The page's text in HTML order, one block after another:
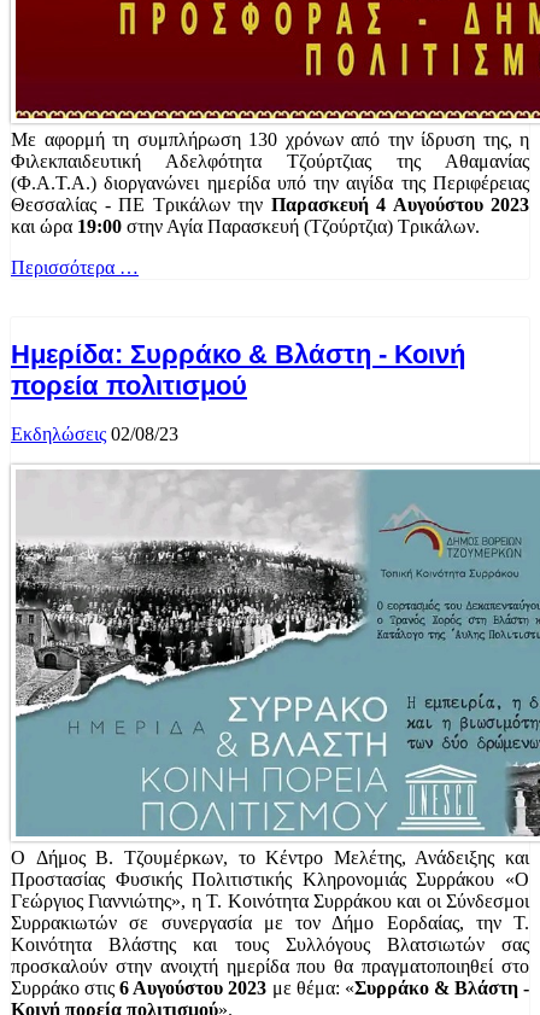
Με αφορμή τη συμπλήρωση 130 χρόνων από την ίδρυση της, η
Φιλεκπαιδευτική Αδελφότητα Τζούρτζιας της Αθαμανίας
(Φ.Α.Τ.Α.) διοργανώνει ημερίδα υπό την αιγίδα της Περιφέρειας
Θεσσαλίας - ΠΕ Τρικάλων την Παρασκευή 4 Αυγούστου 2023
και ώρα 19:00 στην Αγία Παρασκευή (Τζούρτζια) Τρικάλων.
Περισσότερα …
Ημερίδα: Συρράκο & Βλάστη - Κοινή
πορεία πολιτισμού
Εκδηλώσεις 02/08/23
O Δήμος Β. Τζουμέρκων, το Κέντρο Μελέτης, Ανάδειξης και
Προστασίας Φυσικής Πολιτιστικής Κληρονομιάς Συρράκου «Ο
Γεώργιος Γιαννιώτης», η Τ. Κοινότητα Συρράκου και οι Σύνδεσμοι
Συρρακιωτών σε συνεργασία με τον Δήμο Εορδαίας, την Τ.
Κοινότητα Βλάστης και τους Συλλόγους Βλατσιωτών σας
προσκαλούν στην ανοιχτή ημερίδα που θα πραγματοποιηθεί στο
Συρράκο στις6 Αυγούστου 2023 με θέμα: «Συρράκο & Βλάστη -
Κοινή πορεία πολιτισμού».